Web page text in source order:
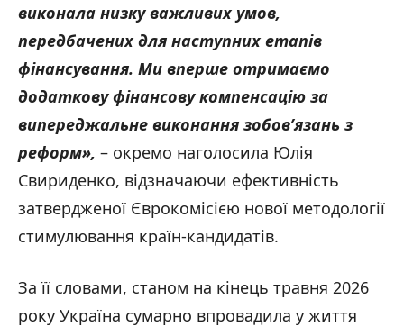
виконала низку важливих умов,
передбачених для наступних етапів
фінансування. Ми вперше отримаємо
додаткову фінансову компенсацію за
випереджальне виконання зобов’язань з
реформ», – окремо наголосила Юлія
Свириденко, відзначаючи ефективність
затвердженої Єврокомісією нової методології
стимулювання країн-кандидатів.
За її словами, станом на кінець травня 2026
року Україна сумарно впровадила у життя